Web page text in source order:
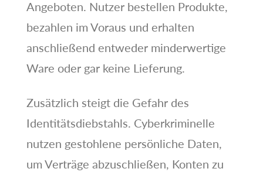
Angeboten. Nutzer bestellen Produkte,
bezahlen im Voraus und erhalten
anschließend entweder minderwertige
Ware oder gar keine Lieferung.
Zusätzlich steigt die Gefahr des
Identitätsdiebstahls. Cyberkriminelle
nutzen gestohlene persönliche Daten,
um Verträge abzuschließen, Konten zu